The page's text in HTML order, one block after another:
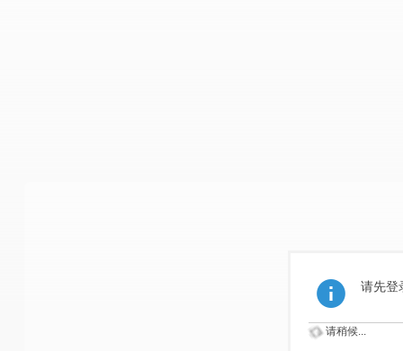
请先登
请稍候...